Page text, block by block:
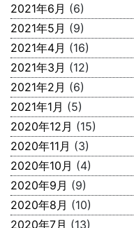
2021年6月 (6)
2021年5月 (9)
2021年4月 (16)
2021年3月 (12)
2021年2月 (6)
2021年1月 (5)
2020年12月 (15)
2020年11月 (3)
2020年10月 (4)
2020年9月 (9)
2020年8月 (10)
2020年7月 (13)